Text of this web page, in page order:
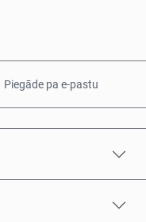
Piegāde pa e-pastu